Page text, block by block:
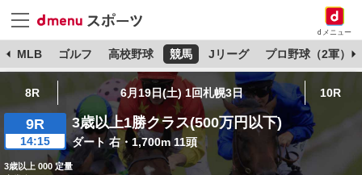
dメニュー
MLB ゴルフ 高校野球 競馬 Jリーグ プロ野球（2軍）
8R 6月19日(土) 1回札幌3日 10R
9R
14:15
3歳以上1勝クラス(500万円以下)
ダート 右・1,700m 11頭
3歳以上 000 定量